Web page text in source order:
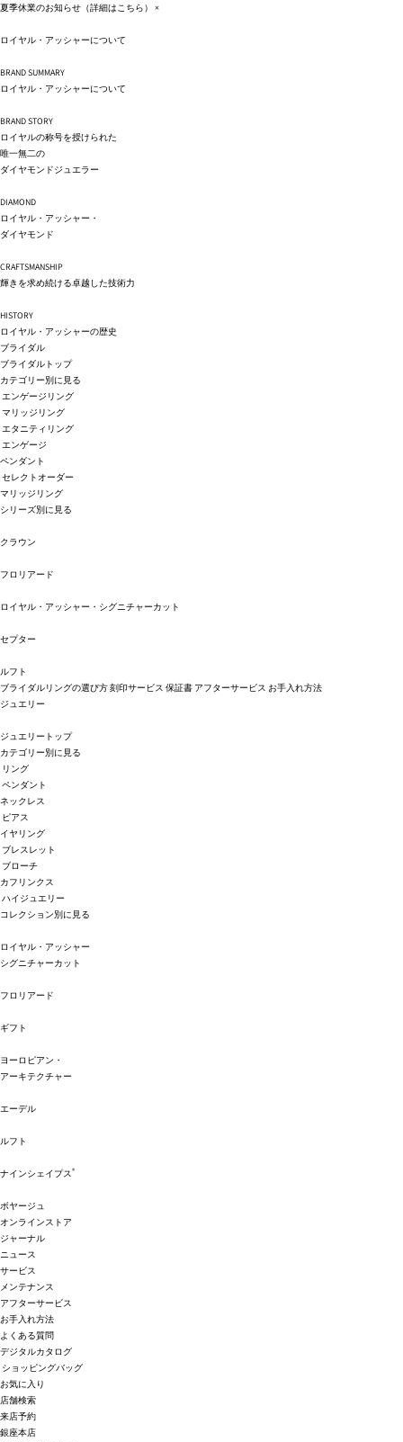
コンテ
進む
夏季休業のお知らせ（詳細はこちら） ×
ロイヤル・アッシャーについて
BRAND SUMMARY
ロイヤル・アッシャーについて
BRAND STORY
ロイヤルの称号を授けられた
唯一無二の
ダイヤモンドジュエラー
DIAMOND
ロイヤル・アッシャー・
ダイヤモンド
CRAFTSMANSHIP
輝きを求め続ける卓越した技術力
HISTORY
ロイヤル・アッシャーの歴史
ブライダル
ブライダルトップ
カテゴリー別に見る
エンゲージリング
マリッジリング
エタニティリング
エンゲージ
ペンダント
セレクトオーダー
マリッジリング
シリーズ別に見る
クラウン
フロリアード
ロイヤル・アッシャー・シグニチャーカット
セプター
ルフト
ブライダルリングの選び方刻印サービス 保証書 アフターサービス お手入れ方法
ジュエリー
ジュエリートップ
カテゴリー別に見る
リング
ペンダント
ネックレス
ピアス
イヤリング
ブレスレット
ブローチ
カフリンクス
ハイジュエリー
コレクション別に見る
ロイヤル・アッシャー
シグニチャーカット
フロリアード
ギフト
ヨーロピアン・
アーキテクチャー
エーデル
ルフト
ナインシェイプス®
ボヤージュ
オンラインストア
ジャーナル
ニュース
サービス
メンテナンス
アフターサービス
お手入れ方法
よくある質問
デジタルカタログ
ショッピングバッグ
お気に入り
店舗検索
来店予約
銀座本店